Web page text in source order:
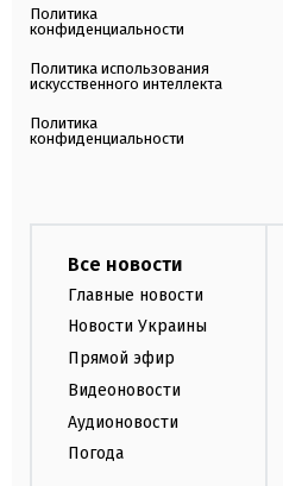
Политика
конфиденциальности
Политика использования
искусственного интеллекта
Политика
конфиденциальности
Все новости
Главные новости
Новости Украины
Прямой эфир
Видеоновости
Аудионовости
Погода